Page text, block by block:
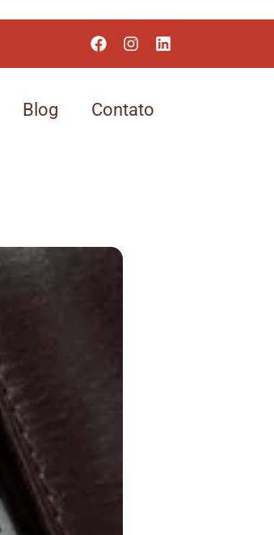
Blog Contato